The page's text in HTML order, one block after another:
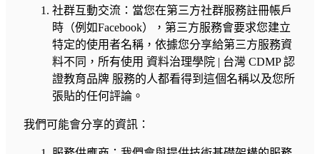
社群互動交流：當您在第三方社群服務註冊帳戶
時（例如Facebook），第三方服務會要求您建立
特定的使用者名稱，依據您分享給第三方服務資
料不同，所有使用 資料治理學院 | 台灣 CDMP 認
證教育品牌 服務的人都看得到這個名稱以及您所
張貼的任何評論。
我們可能會分享的資訊：